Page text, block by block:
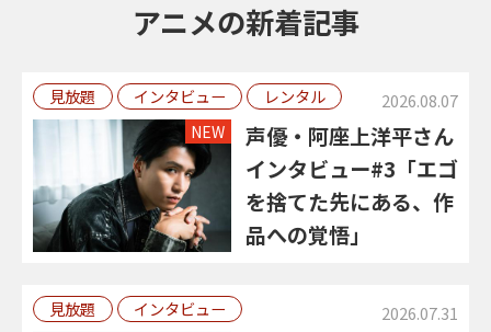
アニメの新着記事
見放題 インタビュー レンタル 2026.08.07
NEW
声優・阿座上洋平さん
インタビュー#3「エゴ
を捨てた先にある、作
品への覚悟」
見放題 インタビュー 2026.07.31